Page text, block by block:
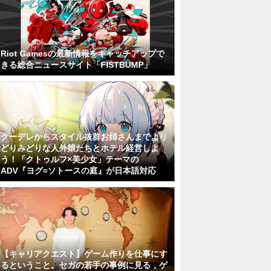
Riot Gamesの最新情報をキャッチアップで
きる総合ニュースサイト「FISTBUMP」
クーデレからスタイル抜群お姉さんまでより
どりみどりな人外娘たちとホテル経営しよ
う！「クトゥルフ×美少女」テーマの
ADV『ヨグ=ソトースの庭』が日本語対応
【キャリアクエスト】ゲーム作りを仕事にす
るということ。セガの若手の事例に見る，ゲ